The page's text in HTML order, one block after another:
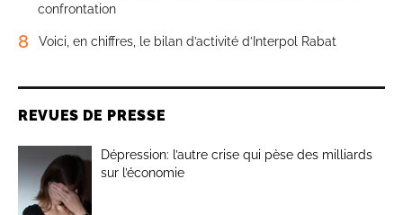
confrontation
8 Voici, en chiffres, le bilan d’activité d’Interpol Rabat
REVUES DE PRESSE
Dépression: l’autre crise qui pèse des milliards
sur l’économie